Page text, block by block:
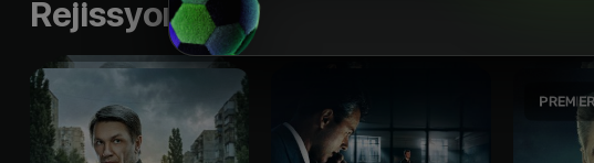
Rejissyorning boshqa ishlari